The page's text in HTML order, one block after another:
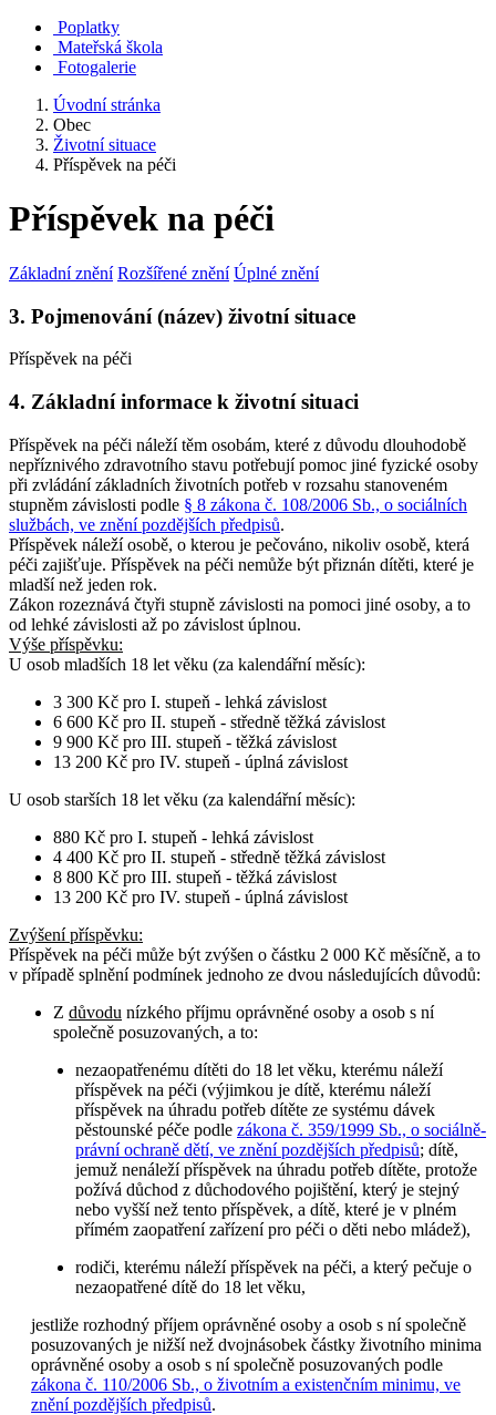
Poplatky
Mateřská škola
Fotogalerie
Úvodní stránka
Obec
Životní situace
Příspěvek na péči
Příspěvek na péči
Základní znění Rozšířené znění Úplné znění
3. Pojmenování (název) životní situace
Příspěvek na péči
4. Základní informace k životní situaci
Příspěvek na péči náleží těm osobám, které z důvodu dlouhodobě
nepříznivého zdravotního stavu potřebují pomoc jiné fyzické osoby
při zvládání základních životních potřeb v rozsahu stanoveném
stupněm závislosti podle § 8 zákona č. 108/2006 Sb., o sociálních
službách, ve znění pozdějších předpisů.
Příspěvek náleží osobě, o kterou je pečováno, nikoliv osobě, která
péči zajišťuje. Příspěvek na péči nemůže být přiznán dítěti, které je
mladší než jeden rok.
Zákon rozeznává čtyři stupně závislosti na pomoci jiné osoby, a to
od lehké závislosti až po závislost úplnou.
Výše příspěvku:
U osob mladších 18 let věku (za kalendářní měsíc):
3 300 Kč pro I. stupeň - lehká závislost
6 600 Kč pro II. stupeň - středně těžká závislost
9 900 Kč pro III. stupeň - těžká závislost
13 200 Kč pro IV. stupeň - úplná závislost
U osob starších 18 let věku (za kalendářní měsíc):
880 Kč pro I. stupeň - lehká závislost
4 400 Kč pro II. stupeň - středně těžká závislost
8 800 Kč pro III. stupeň - těžká závislost
13 200 Kč pro IV. stupeň - úplná závislost
Zvýšení příspěvku:
Příspěvek na péči může být zvýšen o částku 2 000 Kč měsíčně, a to
v případě splnění podmínek jednoho ze dvou následujících důvodů:
Z důvodu nízkého příjmu oprávněné osoby a osob s ní
společně posuzovaných, a to:
nezaopatřenému dítěti do 18 let věku, kterému náleží
příspěvek na péči (výjimkou je dítě, kterému náleží
příspěvek na úhradu potřeb dítěte ze systému dávek
pěstounské péče podlezákona č. 359/1999 Sb., o sociálně-
právní ochraně dětí, ve znění pozdějších předpisů; dítě,
jemuž nenáleží příspěvek na úhradu potřeb dítěte, protože
požívá důchod z důchodového pojištění, který je stejný
nebo vyšší než tento příspěvek, a dítě, které je v plném
přímém zaopatření zařízení pro péči o děti nebo mládež),
rodiči, kterému náleží příspěvek na péči, a který pečuje o
nezaopatřené dítě do 18 let věku,
jestliže rozhodný příjem oprávněné osoby a osob s ní společně
posuzovaných je nižší než dvojnásobek částky životního minima
oprávněné osoby a osob s ní společně posuzovaných podle
zákona č. 110/2006 Sb., o životním a existenčním minimu, ve
znění pozdějších předpisů.